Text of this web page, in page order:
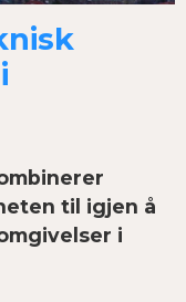
til igjen å
i